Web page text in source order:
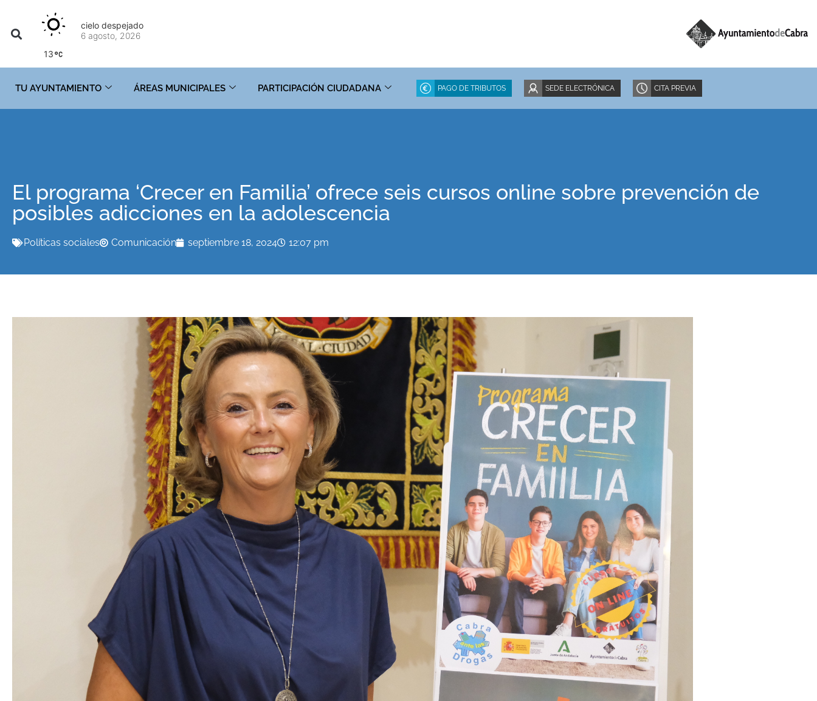
13
cielo despejado
6 agosto, 2026
TU AYUNTAMIENTO ÁREAS MUNICIPALES PARTICIPACIÓN CIUDADANA PAGO DE TRIBUTOS SEDE ELECTRÓNICA CITA PREVIA
El programa ‘Crecer en Familia’ ofrece seis cursos online sobre prevención de
posibles adicciones en la adolescencia
Políticas sociales Comunicación septiembre 18, 2024 12:07 pm